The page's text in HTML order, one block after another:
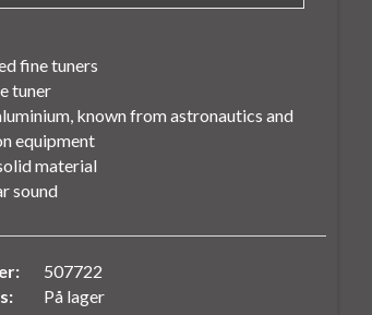
507722
På lager
fine tuners
tuner
known from astronautics and
equipment
material
sound